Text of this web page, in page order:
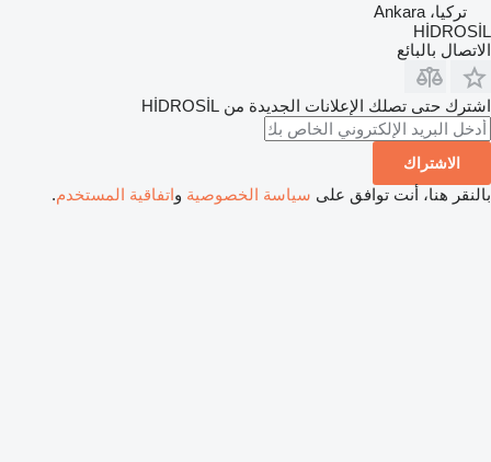
تركيا، Ankara
HİDROSİL
الاتصال بالبائع
اشترك حتى تصلك الإعلانات الجديدة من HİDROSİL
الاشتراك
بالنقر هنا، أنت توافق على سياسة الخصوصية واتفاقية المستخدم.